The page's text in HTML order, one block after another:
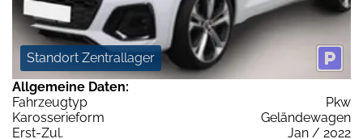
Standort Zentrallager
Allgemeine Daten:
Fahrzeugtyp
Pkw
Karosserieform
Geländewagen
Erst-Zul.
Jan / 2022